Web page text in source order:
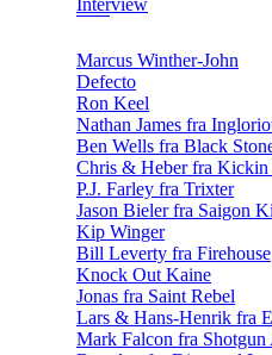
Marcus Winther-John
Defecto
Ron Keel
Nathan James fra
Ben Wells fra Black
Chris & Heber fra Kickin
P.J. Farley fra Trixter
Jason Bieler fra Saigon
Kip Winger
Bill Leverty fra Firehouse
Knock Out Kaine
Jonas fra Saint Rebel
Lars & Hans-Henrik fra
Mark Falcon fra